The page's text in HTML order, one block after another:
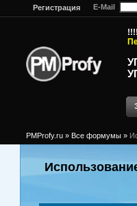
Регистрация E-Mail
PMProfy.ru » Все формумы »